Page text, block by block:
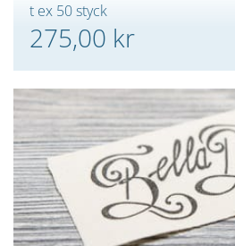
t ex 50 styck
275,00 kr